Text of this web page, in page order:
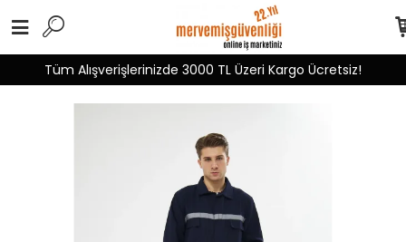
Tüm Alışverişlerinizde 3000 TL Üzeri Kargo Ücretsiz!